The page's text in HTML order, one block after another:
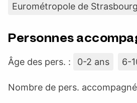
Eurométropole de Strasbourg
Personnes
Âge des pers. : 0-2 ans 6-
Nombre de pers.